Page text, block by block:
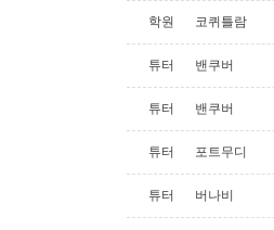
학원 코퀴틀람
튜터 밴쿠버
튜터 밴쿠버
튜터 포트무디
튜터 버나비